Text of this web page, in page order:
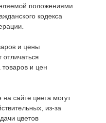
положениями
кодекса
и цены
отличаться
товаров и цен
сайте цвета могут
из-за
цветов